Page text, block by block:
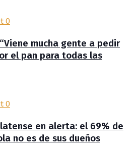
0
mucha gente a pedir
el pan para todas las
0
en alerta: el 69% de
no es de sus dueños